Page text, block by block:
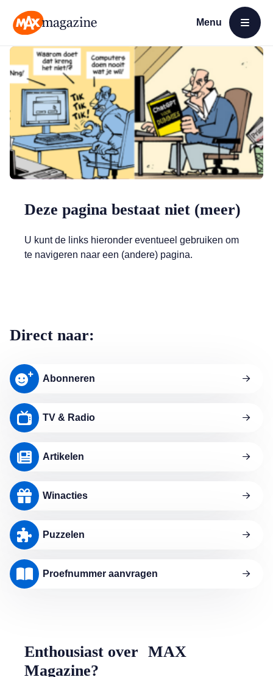
Menu
Open menu
Deze pagina bestaat niet (meer)
U kunt de links hieronder eventueel gebruiken om
te navigeren naar een (andere) pagina.
Direct naar:
Abonneren
TV & Radio
Artikelen
Winacties
Puzzelen
Proefnummer aanvragen
Enthousiast over MAX
Magazine?